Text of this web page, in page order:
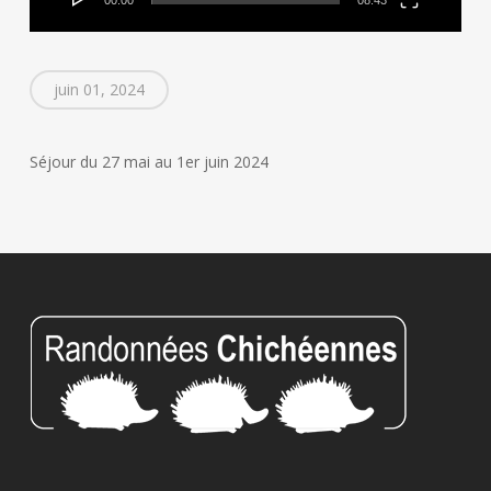
juin 01, 2024
Séjour du 27 mai au 1er juin 2024